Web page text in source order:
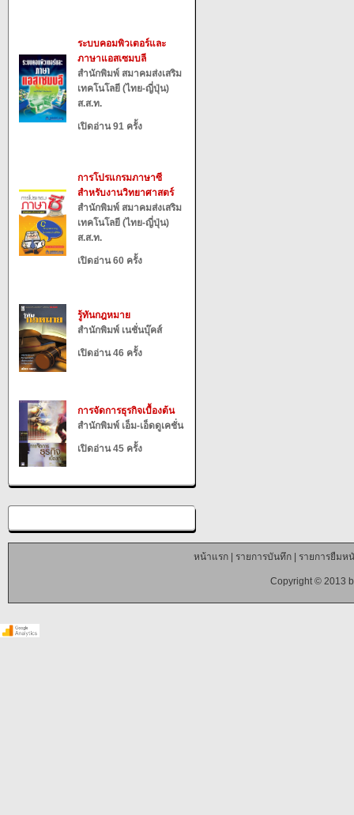
ระบบคอมพิวเตอร์และ
ภาษาแอสเซมบลี
สำนักพิมพ์ สมาคมส่งเสริม
เทคโนโลยี (ไทย-ญี่ปุ่น)
ส.ส.ท.
เปิดอ่าน 91 ครั้ง
การโปรแกรมภาษาซี
สำหรับงานวิทยาศาสตร์
สำนักพิมพ์ สมาคมส่งเสริม
เทคโนโลยี (ไทย-ญี่ปุ่น)
ส.ส.ท.
เปิดอ่าน 60 ครั้ง
รู้ทันกฎหมาย
สำนักพิมพ์ เนชั่นบุ๊คส์
เปิดอ่าน 46 ครั้ง
การจัดการธุรกิจเบื้องต้น
สำนักพิมพ์ เอ็ม-เอ็ดดูเคชั่น
เปิดอ่าน 45 ครั้ง
หน้าแรก| รายการบันทึก| รายการยืมห
Copyright © 2013